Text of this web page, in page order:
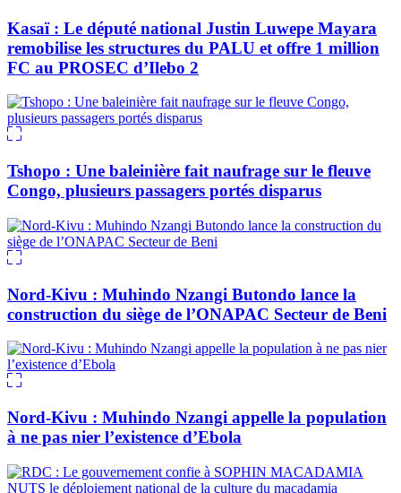
Kasaï : Le député national Justin Luwepe Mayara
remobilise les structures du PALU et offre 1 million
FC au PROSEC d’Ilebo 2
Tshopo : Une baleinière fait naufrage sur le fleuve
Congo, plusieurs passagers portés disparus
Nord-Kivu : Muhindo Nzangi Butondo lance la
construction du siège de l’ONAPAC Secteur de Beni
Nord-Kivu : Muhindo Nzangi appelle la population
à ne pas nier l’existence d’Ebola